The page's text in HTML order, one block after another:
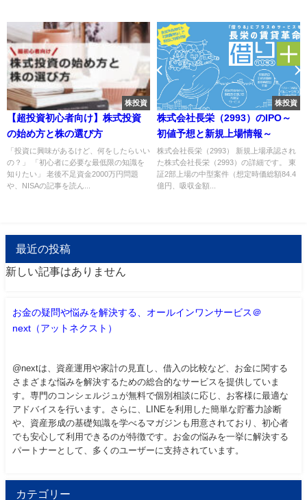
株投資
【超投資初心者向け】株式投資
の始め方と株の選び方
「投資に興味があるけど、何をしたらいい
の？」 「初心者に必要な最低限の知識を
知りたい」 老後不足資金2000万円問題
や、NISAの記事を読ん...
株投資
株式会社長栄（2993）のIPO～
初値予想と新規上場情報～
株式会社長栄（2993） 新規上場承認され
た株式会社長栄（2993）の詳細です。 東
証2部上場の中型案件（想定時価総額84.4
億円、吸収金額...
最近の投稿
新しい記事はありません
お金の疑問や悩みを解決する、オールインワンサービス＠
next（アットネクスト）
@nextは、資産運用や家計の見直し、借入の比較など、お金に関する
さまざまな悩みを解決するための総合的なサービスを提供していま
す。専門のコンシェルジュが無料で個別相談に応じ、お客様に最適な
アドバイスを行います。さらに、LINEを利用した簡単な貯蓄力診断
や、資産形成の基礎知識を学べるマガジンも用意されており、初心者
でも安心して利用できるのが特徴です。お金の悩みを一挙に解決する
パートナーとして、多くのユーザーに支持されています。
カテゴリー